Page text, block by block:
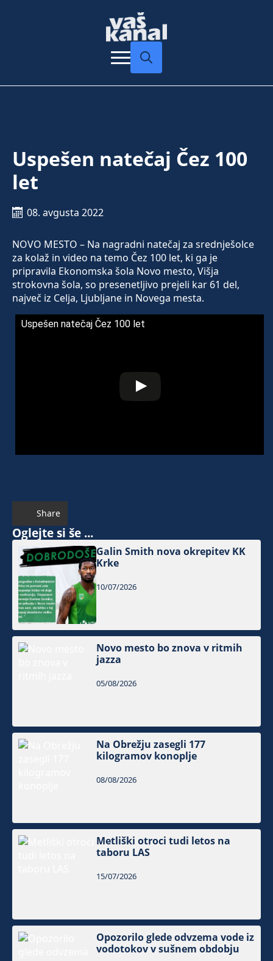
Uspešen natečaj Čez 100
let
08. avgusta 2022
NOVO MESTO – Na nagradni natečaj za srednješolce
za kolaž in video na temo Čez 100 let, ki ga je
pripravila Ekonomska šola Novo mesto, Višja
strokovna šola, so presenetljivo prejeli kar 61 del,
največ iz Celja, Ljubljane in Novega mesta.
Uspešen natečaj Čez 100 let
Share
Oglejte si še ...
Galin Smith nova okrepitev KK
Krke
10/07/2026
Novo mesto bo znova v ritmih
jazza
05/08/2026
Na Obrežju zasegli 177
kilogramov konoplje
08/08/2026
Metliški otroci tudi letos na
taboru LAS
15/07/2026
Opozorilo glede odvzema vode iz
vodotokov v sušnem obdobju